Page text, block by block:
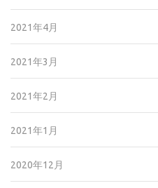
2021年4月
2021年3月
2021年2月
2021年1月
2020年12月